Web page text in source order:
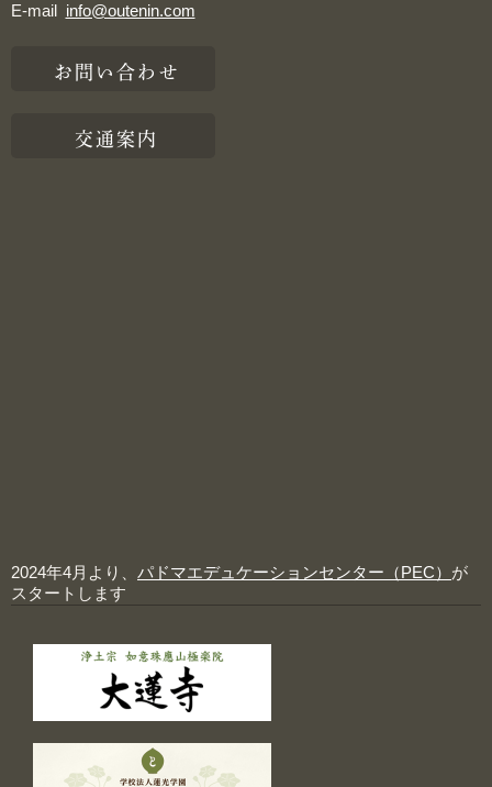
E-mail info@outenin.com
お問い合わせ
交通案内
2024年4月より、 パドマエデュケーションセンター（PEC） が
スタートします